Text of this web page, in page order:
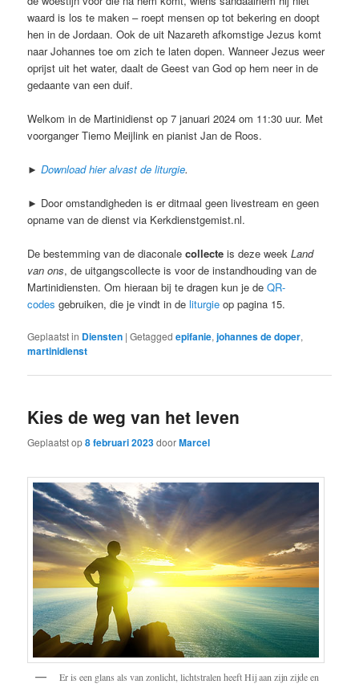
waard is los te maken – roept mensen op tot bekering en doopt
hen in de Jordaan. Ook de uit Nazareth afkomstige Jezus komt
naar Johannes toe om zich te laten dopen. Wanneer Jezus weer
oprijst uit het water, daalt de Geest van God op hem neer in de
gedaante van een duif.
Welkom in de Martinidienst op 7 januari 2024 om 11:30 uur. Met
voorganger Tiemo Meijlink en pianist Jan de Roos.
►Download hier alvast de liturgie.
► Door omstandigheden is er ditmaal geen livestream en geen
opname van de dienst via Kerkdienstgemist.nl.
De bestemming van de diaconalecollecte is deze weekLand
van ons, de uitgangscollecte is voor de instandhouding van de
Martinidiensten. Om hieraan bij te dragen kun je deQR-
codes gebruiken, die je vindt in deliturgie op pagina 15.
Geplaatst in Diensten |Getagged epifanie,johannes de doper,
martinidienst
Kies de weg van het leven
Geplaatst op8 februari 2023doorMarcel
Er is een glans als van zonlicht, lichtstralen heeft Hij aan zijn zijde en